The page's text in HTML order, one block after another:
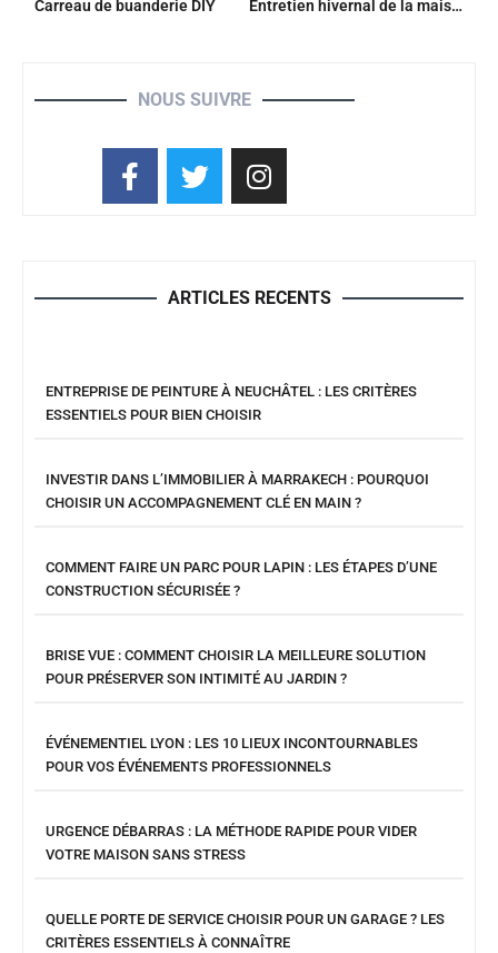
Carreau de buanderie DIY Entretien hivernal de la maison
NOUS SUIVRE
ARTICLES RECENTS
ENTREPRISE DE PEINTURE À NEUCHÂTEL : LES CRITÈRES
ESSENTIELS POUR BIEN CHOISIR
INVESTIR DANS L’IMMOBILIER À MARRAKECH : POURQUOI
CHOISIR UN ACCOMPAGNEMENT CLÉ EN MAIN ?
COMMENT FAIRE UN PARC POUR LAPIN : LES ÉTAPES D’UNE
CONSTRUCTION SÉCURISÉE ?
BRISE VUE : COMMENT CHOISIR LA MEILLEURE SOLUTION
POUR PRÉSERVER SON INTIMITÉ AU JARDIN ?
ÉVÉNEMENTIEL LYON : LES 10 LIEUX INCONTOURNABLES
POUR VOS ÉVÉNEMENTS PROFESSIONNELS
URGENCE DÉBARRAS : LA MÉTHODE RAPIDE POUR VIDER
VOTRE MAISON SANS STRESS
QUELLE PORTE DE SERVICE CHOISIR POUR UN GARAGE ? LES
CRITÈRES ESSENTIELS À CONNAÎTRE